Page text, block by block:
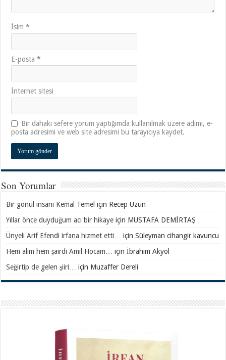
İsim*
E-posta*
İnternet sitesi
Bir dahaki sefere yorum yaptığımda kullanılmak üzere adımı, e-
posta adresimi ve web site adresimi bu tarayıcıya kaydet.
Son Yorumlar
Bir gönül insanı Kemal Temel için Recep Uzun
Yıllar önce duyduğum acı bir hikaye için MUSTAFA DEMİRTAŞ
Ünyeli Arif Efendi irfana hizmet etti… içinSüleyman cihangir kavuncu
Hem alim hem şairdi Amil Hocam… içinİbrahim Akyol
Seğirtip de gelen şiiri… için Muzaffer Dereli